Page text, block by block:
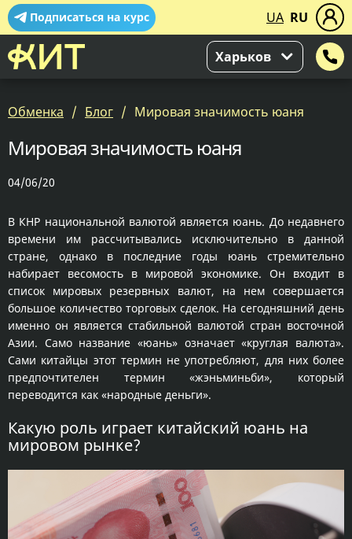
Подписаться на курс UA RU
Харьков
Обменка Блог Мировая значимость юаня
Мировая значимость юаня
04/06/20
В КНР национальной валютой является юань. До недавнего
времени им рассчитывались исключительно в данной
стране, однако в последние годы юань стремительно
набирает весомость в мировой экономике. Он входит в
список мировых резервных валют, на нем совершается
большое количество торговых сделок. На сегодняшний день
именно он является стабильной валютой стран восточной
Азии. Само название «юань» означает «круглая валюта».
Сами китайцы этот термин не употребляют, для них более
предпочтителен термин «жэньминьби», который
переводится как «народные деньги».
Какую роль играет китайский юань на
мировом рынке?